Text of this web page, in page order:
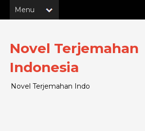
Novel Terjemahan
Indonesia
Novel Terjemahan Indo